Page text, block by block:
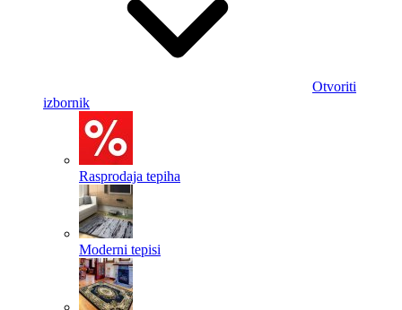
Otvoriti
izbornik
Rasprodaja tepiha
Moderni tepisi